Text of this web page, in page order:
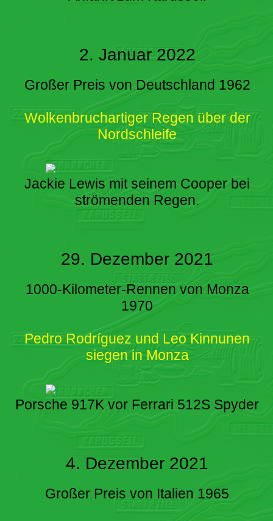
2. Januar 2022
Großer Preis von Deutschland 1962
Wolkenbruchartiger Regen über der
Nordschleife
Jackie Lewis mit seinem Cooper bei
strömenden Regen.
29. Dezember 2021
1000-Kilometer-Rennen von Monza
1970
Pedro Rodríguez und Leo Kinnunen
siegen in Monza
Porsche 917K vor Ferrari 512S Spyder
4. Dezember 2021
Großer Preis von Italien 1965